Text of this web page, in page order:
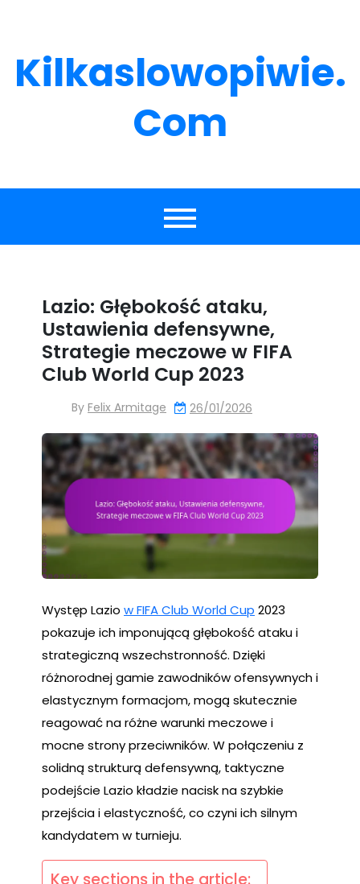
Kilkaslowopiwie.
Com
Lazio: Głębokość ataku,
Ustawienia defensywne,
Strategie meczowe w FIFA
Club World Cup 2023
By Felix Armitage 26/01/2026
Występ Lazio w FIFA Club World Cup 2023
pokazuje ich imponującą głębokość ataku i
strategiczną wszechstronność. Dzięki
różnorodnej gamie zawodników ofensywnych i
elastycznym formacjom, mogą skutecznie
reagować na różne warunki meczowe i
mocne strony przeciwników. W połączeniu z
solidną strukturą defensywną, taktyczne
podejście Lazio kładzie nacisk na szybkie
przejścia i elastyczność, co czyni ich silnym
kandydatem w turnieju.
Key sections in the article: